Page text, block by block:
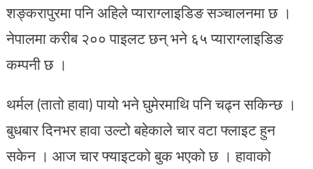
शङ्करापुरमा पनि अहिले प्याराग्लाइडिङ सञ्चालनमा छ ।
नेपालमा करीब २०० पाइलट छन् भने ६५ प्याराग्लाइडिङ
कम्पनी छ ।
थर्मल (तातो हावा) पायो भने घुमेरमाथि पनि चढ्न सकिन्छ ।
बुधबार दिनभर हावा उल्टो बहेकाले चार वटा फ्लाइट हुन
सकेन । आज चार फ्याइटको बुक भएको छ । हावाको